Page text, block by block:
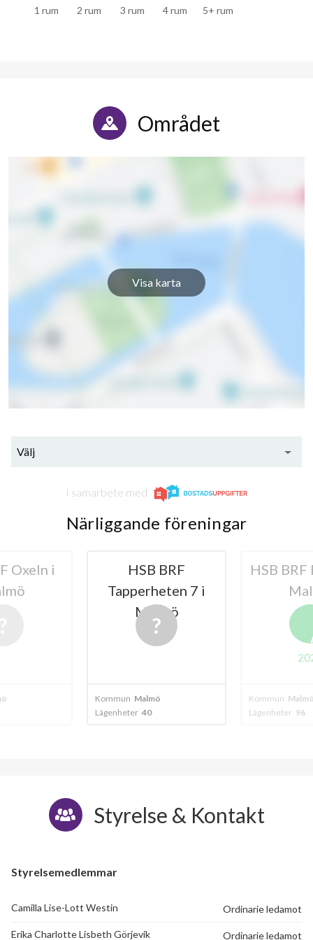
58
lägenheter
1 rum 2 rum 3 rum 4 rum 5+ rum
Området
Visa karta
Välj
I samarbete med
Närliggande föreningar
BRF
7 i
HSB BRF Friheten i
Malmö
A
Kommun Malmö
Lägenheter 96
HSB
Kommun
Lägenheter 40
Styrelse & Kontakt
Styrelsemedlemmar
Camilla Lise-Lott Westin Ordinarie ledamot
Erika Charlotte Lisbeth Görjevik Ordinarie ledamot